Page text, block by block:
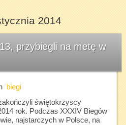
2014
przybiegli na metę w
biegi
świętokrzyscy
rok. Podczas XXXIV Biegów
najstarczych w Polsce, na